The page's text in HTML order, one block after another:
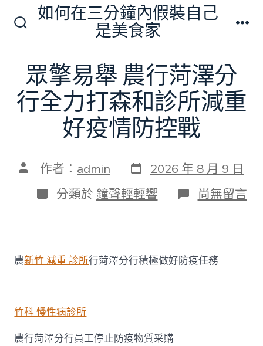
換
開
關
如何在三分鐘內假裝自己
是美食家
眾擎易舉 農行菏澤分
行全力打森和診所減重
好疫情防控戰
文 作者： admin 發
表
日
期
2026 年 8 月 9 日
分
類
分類於 鐘聲輕輕響 在
〈眾
農
行
尚無留言
農新竹 減重 診所行菏澤分行積極做好防疫任務
竹科 慢性病診所
農行菏澤分行員工停止防疫物質采購